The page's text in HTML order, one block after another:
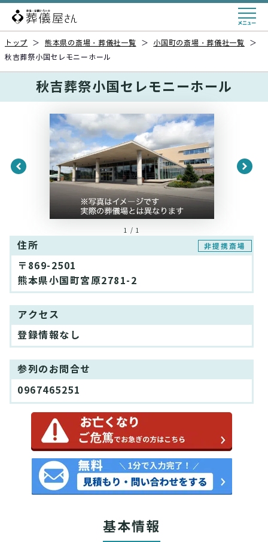
トップ ＞ 熊本県の斎場・葬儀社一覧 ＞ 小国町の斎場・葬儀社一覧
＞
秋吉葬祭小国セレモニーホール
秋吉葬祭小国セレモニーホール
1 / 1
住所 非提携斎場
〒869-2501
熊本県小国町宮原2781-2
アクセス
登録情報なし
参列のお問合せ
0967465251
基本情報